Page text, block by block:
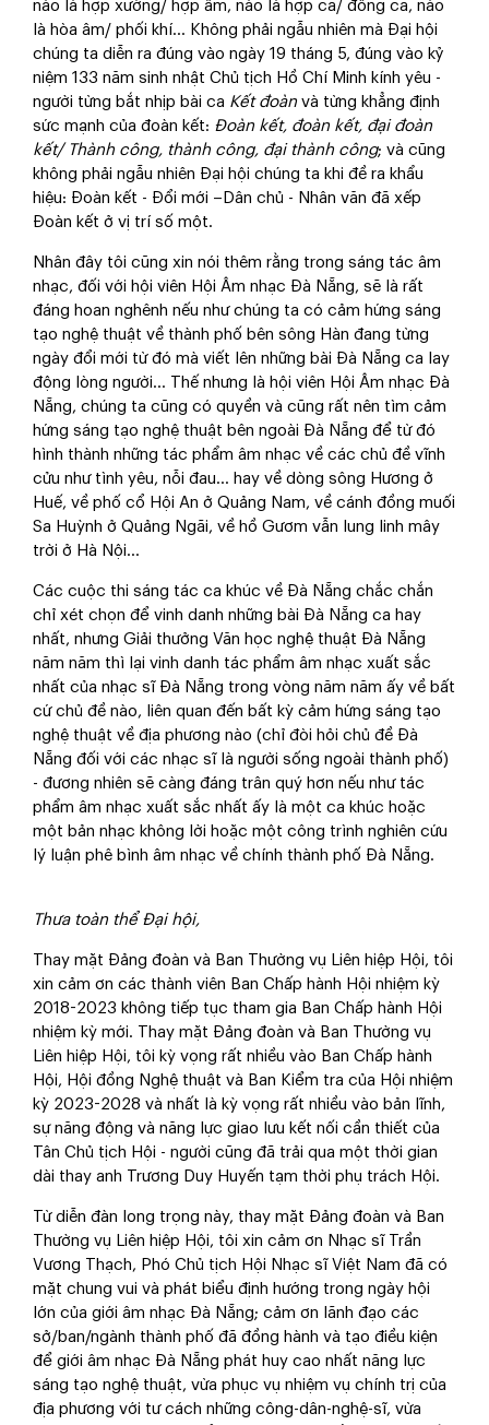
nào là hợp xướng/ hợp âm, nào là hợp ca/ đồng ca, nào
là hòa âm/ phối khí… Không phải ngẫu nhiên mà Đại hội
chúng ta diễn ra đúng vào ngày 19 tháng 5, đúng vào kỷ
niệm 133 năm sinh nhật Chủ tịch Hồ Chí Minh kính yêu -
người từng bắt nhịp bài ca Kết đoàn và từng khẳng định
sức mạnh của đoàn kết: Đoàn kết, đoàn kết, đại đoàn
kết/ Thành công, thành công, đại thành công; và cũng
không phải ngẫu nhiên Đại hội chúng ta khi đề ra khẩu
hiệu: Đoàn kết - Đổi mới –Dân chủ - Nhân văn đã xếp
Đoàn kết ở vị trí số một.
Nhân đây tôi cũng xin nói thêm rằng trong sáng tác âm
nhạc, đối với hội viên Hội Âm nhạc Đà Nẵng, sẽ là rất
đáng hoan nghênh nếu như chúng ta có cảm hứng sáng
tạo nghệ thuật về thành phố bên sông Hàn đang từng
ngày đổi mới từ đó mà viết lên những bài Đà Nẵng ca lay
động lòng người… Thế nhưng là hội viên Hội Âm nhạc Đà
Nẵng, chúng ta cũng có quyền và cũng rất nên tìm cảm
hứng sáng tạo nghệ thuật bên ngoài Đà Nẵng để từ đó
hình thành những tác phẩm âm nhạc về các chủ đề vĩnh
cửu như tình yêu, nỗi đau… hay về dòng sông Hương ở
Huế, về phố cổ Hội An ở Quảng Nam, về cánh đồng muối
Sa Huỳnh ở Quảng Ngãi, về hồ Gươm vẫn lung linh mây
trời ở Hà Nội…
Các cuộc thi sáng tác ca khúc về Đà Nẵng chắc chắn
chỉ xét chọn để vinh danh những bài Đà Nẵng ca hay
nhất, nhưng Giải thưởng Văn học nghệ thuật Đà Nẵng
năm năm thì lại vinh danh tác phẩm âm nhạc xuất sắc
nhất của nhạc sĩ Đà Nẵng trong vòng năm năm ấy về bất
cứ chủ đề nào, liên quan đến bất kỳ cảm hứng sáng tạo
nghệ thuật về địa phương nào (chỉ đòi hỏi chủ đề Đà
Nẵng đối với các nhạc sĩ là người sống ngoài thành phố)
- đương nhiên sẽ càng đáng trân quý hơn nếu như tác
phẩm âm nhạc xuất sắc nhất ấy là một ca khúc hoặc
một bản nhạc không lời hoặc một công trình nghiên cứu
lý luận phê bình âm nhạc về chính thành phố Đà Nẵng.
Thưa toàn thể Đại hội,
Thay mặt Đảng đoàn và Ban Thường vụ Liên hiệp Hội, tôi
xin cảm ơn các thành viên Ban Chấp hành Hội nhiệm kỳ
2018-2023 không tiếp tục tham gia Ban Chấp hành Hội
nhiệm kỳ mới. Thay mặt Đảng đoàn và Ban Thường vụ
Liên hiệp Hội, tôi kỳ vọng rất nhiều vào Ban Chấp hành
Hội, Hội đồng Nghệ thuật và Ban Kiểm tra của Hội nhiệm
kỳ 2023-2028 và nhất là kỳ vọng rất nhiều vào bản lĩnh,
sự năng động và năng lực giao lưu kết nối cần thiết của
Tân Chủ tịch Hội - người cũng đã trải qua một thời gian
dài thay anh Trương Duy Huyến tạm thời phụ trách Hội.
Từ diễn đàn long trọng này, thay mặt Đảng đoàn và Ban
Thường vụ Liên hiệp Hội, tôi xin cảm ơn Nhạc sĩ Trần
Vương Thạch, Phó Chủ tịch Hội Nhạc sĩ Việt Nam đã có
mặt chung vui và phát biểu định hướng trong ngày hội
lớn của giới âm nhạc Đà Nẵng; cảm ơn lãnh đạo các
sở/ban/ngành thành phố đã đồng hành và tạo điều kiện
để giới âm nhạc Đà Nẵng phát huy cao nhất năng lực
sáng tạo nghệ thuật, vừa phục vụ nhiệm vụ chính trị của
địa phương với tư cách những công-dân-nghệ-sĩ, vừa